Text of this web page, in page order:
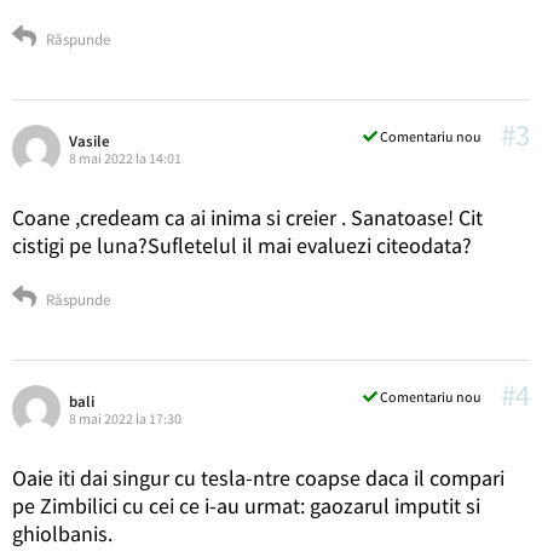
Răspunde
#3
Comentariu nou
Vasile
8 mai 2022 la 14:01
Coane ,credeam ca ai inima si creier . Sanatoase! Cit
cistigi pe luna?Sufletelul il mai evaluezi citeodata?
Răspunde
#4
Comentariu nou
bali
8 mai 2022 la 17:30
Oaie iti dai singur cu tesla-ntre coapse daca il compari
pe Zimbilici cu cei ce i-au urmat: gaozarul imputit si
ghiolbanis.